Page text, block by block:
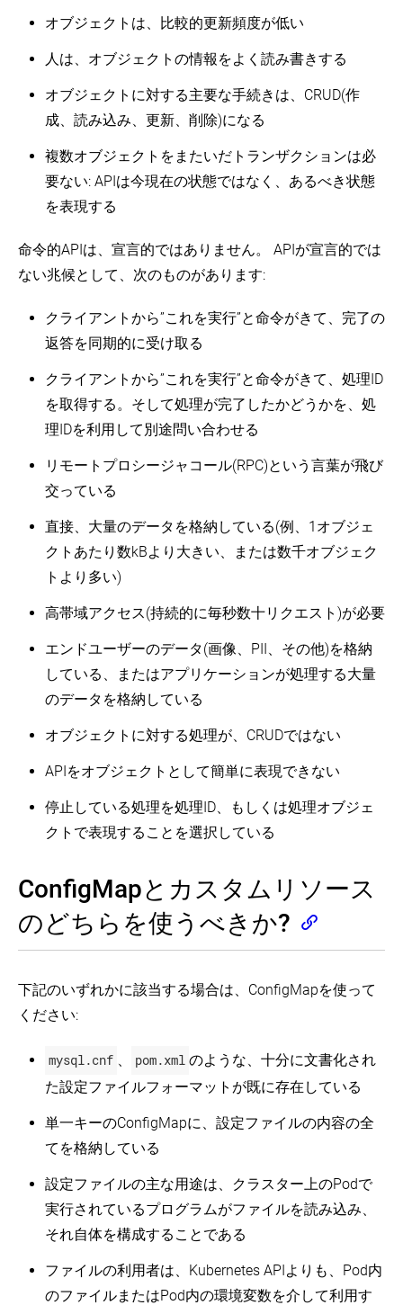
オブジェクトは、比較的更新頻度が低い
人は、オブジェクトの情報をよく読み書きする
オブジェクトに対する主要な手続きは、CRUD(作
成、読み込み、更新、削除)になる
複数オブジェクトをまたいだトランザクションは必
要ない: APIは今現在の状態ではなく、あるべき状態
を表現する
命令的APIは、宣言的ではありません。 APIが宣言的では
ない兆候として、次のものがあります:
クライアントから”これを実行”と命令がきて、完了の
返答を同期的に受け取る
クライアントから”これを実行”と命令がきて、処理ID
を取得する。そして処理が完了したかどうかを、処
理IDを利用して別途問い合わせる
リモートプロシージャコール(RPC)という言葉が飛び
交っている
直接、大量のデータを格納している(例、1オブジェ
クトあたり数kBより大きい、または数千オブジェク
トより多い)
高帯域アクセス(持続的に毎秒数十リクエスト)が必要
エンドユーザーのデータ(画像、PII、その他)を格納
している、またはアプリケーションが処理する大量
のデータを格納している
オブジェクトに対する処理が、CRUDではない
APIをオブジェクトとして簡単に表現できない
停止している処理を処理ID、もしくは処理オブジェ
クトで表現することを選択している
ConfigMapとカスタムリソース
のどちらを使うべきか?
下記のいずれかに該当する場合は、ConfigMapを使って
ください:
mysql.cnf 、 pom.xml のような、十分に文書化され
た設定ファイルフォーマットが既に存在している
単一キーのConfigMapに、設定ファイルの内容の全
てを格納している
設定ファイルの主な用途は、クラスター上のPodで
実行されているプログラムがファイルを読み込み、
それ自体を構成することである
ファイルの利用者は、Kubernetes APIよりも、Pod内
のファイルまたはPod内の環境変数を介して利用す